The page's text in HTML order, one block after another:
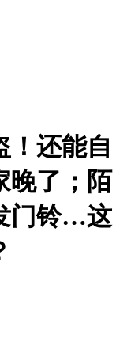
！还能自
晚了；陌
门铃…这